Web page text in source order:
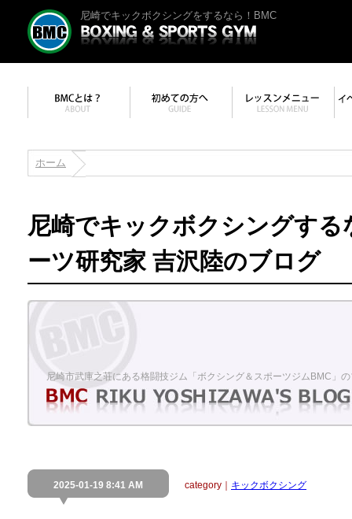
尼崎でキックボクシングをするなら！BMC
ホーム
尼崎でキックボクシングす
ーツ研究家 吉沢陸のブログ
尼崎市武庫之荘にある格闘技ジム「ボクシング＆スポーツジムBMC」
2025-01-19 8:41 AM category｜ キックボクシング